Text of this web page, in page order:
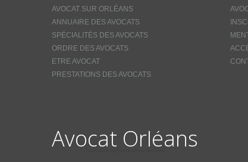
AVOCAT SUR ORLÉANS
ANNUAIRE DES AVOCATS
SPÉCIALITÉS DES AVOCATS
ORDRE DES AVOCATS
ETRE AVOCAT
PRESTATIONS DES AVOCATS
Avocat Orléans